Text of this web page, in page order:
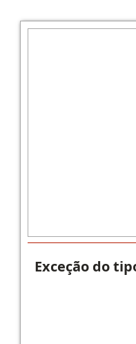
Exceção do